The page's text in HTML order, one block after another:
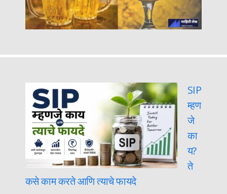
SIP
म्हण
जे
का
य?
ते
कसे काम करते आणि त्याचे फायदे